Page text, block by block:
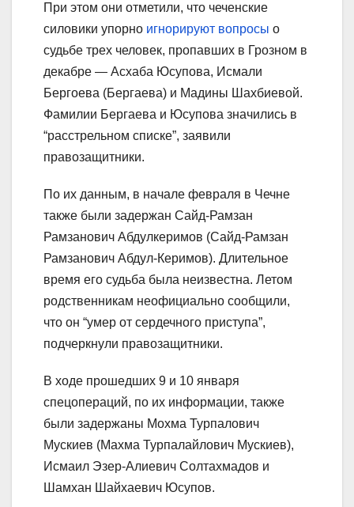
При этом они отметили, что чеченские
силовики упорно игнорируют вопросы о
судьбе трех человек, пропавших в Грозном в
декабре — Асхаба Юсупова, Исмали
Бергоева (Бергаева) и Мадины Шахбиевой.
Фамилии Бергаева и Юсупова значились в
“расстрельном списке”, заявили
правозащитники.
По их данным, в начале февраля в Чечне
также были задержан Сайд-Рамзан
Рамзанович Абдулкеримов (Сайд-Рамзан
Рамзанович Абдул-Керимов). Длительное
время его судьба была неизвестна. Летом
родственникам неофициально сообщили,
что он “умер от сердечного приступа”,
подчеркнули правозащитники.
В ходе прошедших 9 и 10 января
спецопераций, по их информации, также
были задержаны Мохма Турпалович
Мускиев (Махма Турпалайлович Мускиев),
Исмаил Эзер-Алиевич Солтахмадов и
Шамхан Шайхаевич Юсупов.